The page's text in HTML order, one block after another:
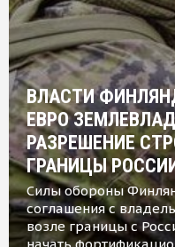
ВЛАСТИ
ЕВРО
РАЗРЕШЕНИЕ
ГРАНИЦЫ
Силы обороны
соглашения с
возле границы с